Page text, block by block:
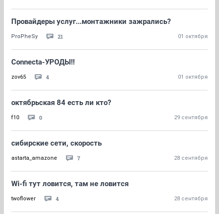
Провайдеры услуг...монтажники зажрались?
ProPheSy 21 01 октября
Connecta-УРОДЫ!!
zov65 4 01 октября
октябрьская 84 есть ли кто?
f10 0 29 сентября
сибирские сети, скорость
astarta_amazone 7 28 сентября
Wi-fi тут ловится, там не ловится
twoflower 4 28 сентября